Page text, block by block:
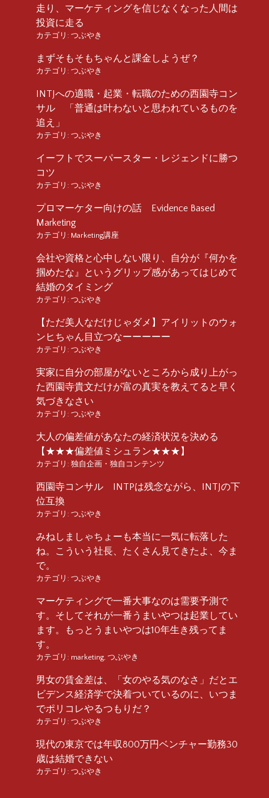
走り、マーケティングを信じなくなった人間は
投資に走る
カテゴリ: つぶやき
まずそもそもちゃんと課金しようぜ？
カテゴリ: つぶやき
INTJへの適職・起業・転職のための西園寺コン
サル 「普通は叶わないと思われているものを
追え」
カテゴリ: つぶやき
イーフトでスーパースター・レジェンドに勝つ
コツ
カテゴリ: つぶやき
プロマーケター向けの話 Evidence Based
Marketing
カテゴリ: Marketing講座
会社や資格と心中しない限り、自分が『何かを
掴めたな』というグリップ感があってはじめて
結婚のタイミング
カテゴリ: つぶやき
【ただ美人なだけじゃダメ】アイリットのウォ
ンヒちゃん目立つなーーーーー
カテゴリ: つぶやき
実家に自分の部屋がないところから成り上がっ
た西園寺貴文だけが富の真実を教えてると早く
気づきなさい
カテゴリ: つぶやき
大人の偏差値があなたの経済状況を決める
【★★★偏差値ミシュラン★★★】
カテゴリ: 独自企画・独自コンテンツ
西園寺コンサル INTPは残念ながら、INTJの下
位互換
カテゴリ: つぶやき
みねしましゃちょーも本当に一気に転落した
ね。こういう社長、たくさん見てきたよ、今ま
で。
カテゴリ: つぶやき
マーケティングで一番大事なのは需要予測で
す。そしてそれが一番うまいやつは起業してい
ます。もっとうまいやつは10年生き残ってま
す。
カテゴリ: marketing つぶやき
男女の賃金差は、「女のやる気のなさ」だとエ
ビデンス経済学で決着ついているのに、いつま
でポリコレやるつもりだ？
カテゴリ: つぶやき
現代の東京では年収800万円ベンチャー勤務30
歳は結婚できない
カテゴリ: つぶやき